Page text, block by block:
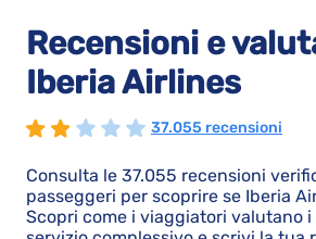
Recensioni e
Iberia Airlines
37.055 recensioni
Consulta le 37.055 recensioni
passeggeri per scoprire se Iberia
Scopri come i viaggiatori valutano